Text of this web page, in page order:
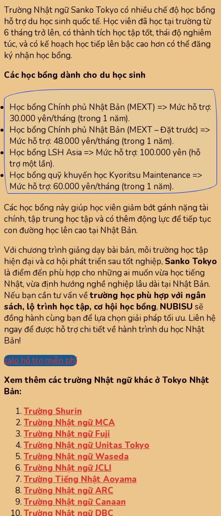
Trường Nhật ngữ Sanko Tokyo có nhiều chế độ học bổng
hỗ trợ du học sinh quốc tế. Học viên đã học tại trường từ
6 tháng trở lên, có thành tích học tập tốt, thái độ nghiêm
túc, và có kế hoạch học tiếp lên bậc cao hơn có thể đăng
ký nhận học bổng.
Các học bổng dành cho du học sinh
Học bổng Chính phủ Nhật Bản (MEXT) => Mức hỗ trợ:
30.000 yên/tháng (trong 1 năm).
Học bổng Chính phủ Nhật Bản (MEXT – Đặt trước) =>
Mức hỗ trợ: 48.000 yên/tháng (trong 1 năm).
Học bổng LSH Asia => Mức hỗ trợ: 100.000 yên (hỗ
trợ một lần).
Học bổng quỹ khuyến học Kyoritsu Maintenance =>
Mức hỗ trợ: 60.000 yên/tháng (trong 1 năm).
Các học bổng này giúp học viên giảm bớt gánh nặng tài
chính, tập trung học tập và có thêm động lực để tiếp tục
con đường học lên cao tại Nhật Bản.
Với chương trình giảng dạy bài bản, môi trường học tập
hiện đại và cơ hội phát triển sau tốt nghiệp, Sanko Tokyo
là điểm đến phù hợp cho những ai muốn vừa học tiếng
Nhật, vừa định hướng nghề nghiệp lâu dài tại Nhật Bản.
Nếu bạn cần tư vấn vềtrường học phù hợp với ngân
sách, lộ trình học tập, cơ hội học bổng, NUBISU sẽ
đồng hành cùng bạn để lựa chọn giải pháp tối ưu. Liên hệ
ngay để được hỗ trợ chi tiết về hành trình du học Nhật
Bản!
zalo hỗ trợ miễn phí
Xem thêm các trường Nhật ngữ khác ở Tokyo Nhật
Bản:
Trường Shurin
Trường Nhật ngữ MCA
Trường Nhật ngữ Fuji
Trường Nhật ngữ Unitas Tokyo
Trường Nhật ngữ Waseda
Trường Nhật ngữ JCLI
Trường Tiếng Nhật Aoyama
Trường Nhật ngữ ARC
Trường Nhật ngữ Canaan
Trường Nhật ngữ DBC